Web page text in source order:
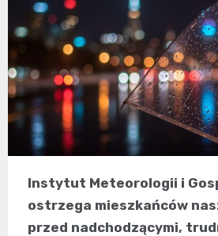
Instytut Meteorologii i
ostrzega mieszkańców
przed nadchodzącymi,